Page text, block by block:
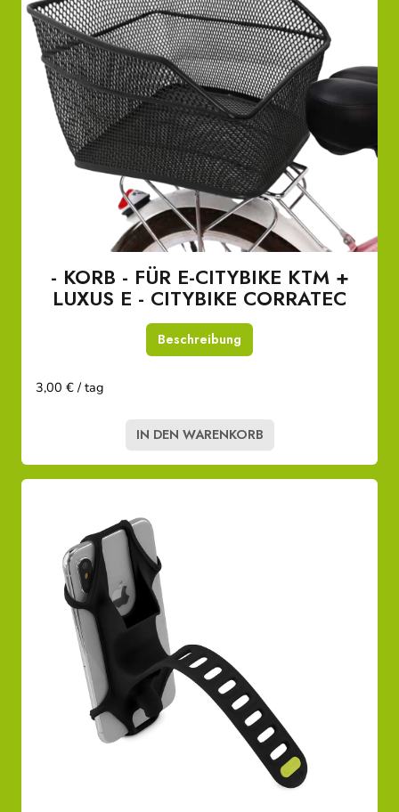
- KORB - FÜR E-CITYBIKE KTM +
LUXUS E - CITYBIKE CORRATEC
Beschreibung
3,00 € / tag
IN DEN WARENKORB